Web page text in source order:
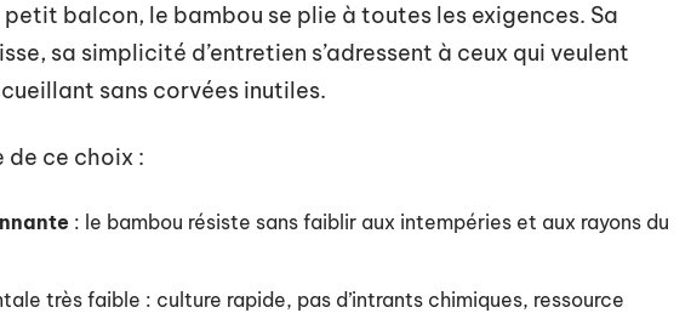
petit balcon, le bambou se plie à toutes les exigences. Sa
sa simplicité d’entretien s’adressent à ceux qui veulent
sans corvées inutiles.
ce choix :
: le bambou résiste sans faiblir aux intempéries et aux rayons du
très faible : culture rapide, pas d’intrants chimiques, ressource